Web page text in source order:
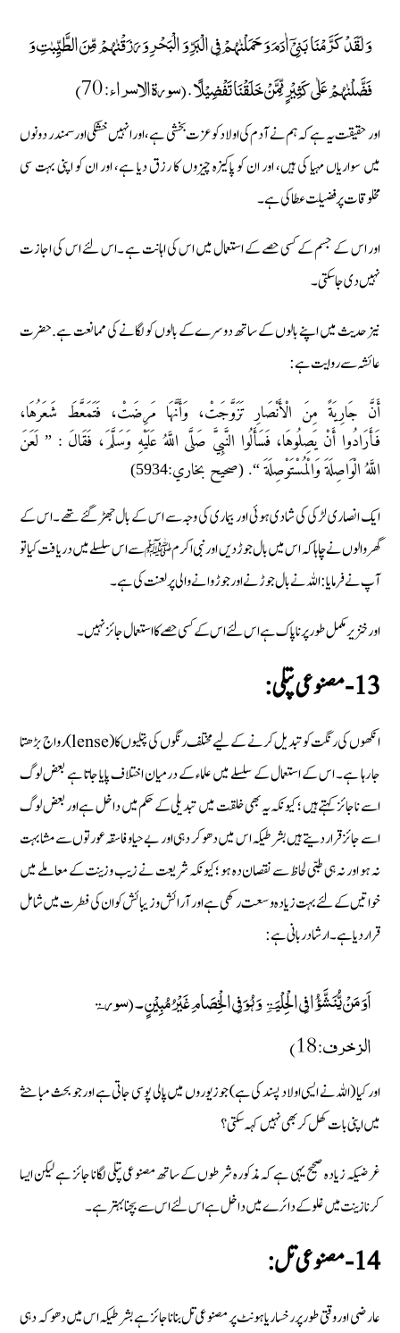
وَ لَقَدۡ کَرَّمۡنَا بَنِیۡۤ اٰدَمَ وَ حَمَلۡنٰہُمۡ فِی الۡبَرِّ وَ الۡبَحۡرِ وَ رَزَقۡنٰہُمۡ مِّنَ الطَّیِّبٰتِ وَ
فَضَّلۡنٰہُمۡ عَلٰی کَثِیۡرٍ مِّمَّنۡ خَلَقۡنَا تَفۡضِیۡلًا .(سورة الاسراء: 70)
اور حقیقت یہ ہے کہ ہم نے آدم کی اولاد کو عزت بخشی ہے، اور انہیں خشکی اور سمندر دونوں
میں سواریاں مہیا کی ہیں، اور ان کو پاکیزہ چیزوں کا رزق دیا ہے، اور ان کو اپنی بہت سی
مخلوقات پر فضیلت عطا کی ہے۔
اور اس کے جسم کے کسی حصے کے استعمال میں اس کی اہانت ہے ۔اس لئے اس کی اجازت
نہیں دی جاسکتی ۔
نیز حدیث میں اپنے بالوں کے ساتھ دوسرے کے بالوں کو لگانے کی ممانعت ہے.حضرت
عائشہ سے روایت ہے:
أَنَّ جَارِيَةً مِنَ الْأَنْصَارِ تَزَوَّجَتْ، وَأَنَّهَا مَرِضَتْ، فَتَمَعَّطَ شَعَرُهَا،
فَأَرَادُوا أَنْ يَصِلُوهَا، فَسَأَلُوا النَّبِيَّ صَلَّى اللَّهُ عَلَيْهِ وَسَلَّمَ، فَقَالَ : ” لَعَنَ
اللَّهُ الْوَاصِلَةَ وَالْمُسْتَوْصِلَةَ “. (صحيح بخاري:5934)
ایک انصاری لڑکی کی شادی ہوئی اور بیماری کی وجہ سے اس کے بال جھڑ گئے تھے ۔اس کے
گھر والوں نے چاہا کہ اس میں بال جوڑ دیں اور نبی اکرم ﷺ سے اس سلسلے میں دریافت کیا تو
آپ نے فرمایا: اللہ نے بال جوڑنے اور جوڑوانے والی پر لعنت کی ہے ۔
اور خنزیر مکمل طور پر ناپاک ہے اس لئے اس کے کسی حصے کا استعمال جائز نہیں۔
13- مصنوعی پتلی:
انکھوں کی رنگت کو تبدیل کرنے کے لیے مختلف رنگوں کی پتلیوں کا (lense) رواج بڑھتا
جا رہا ہے۔ اس کے استعمال کے سلسلے میں علماء کے درمیان اختلاف پایا جاتا ہے بعض لوگ
اسے ناجائز کہتے ہیں ؛ کیونکہ یہ بھی خلقت میں تبدیلی کے حکم میں داخل ہے اور بعض لوگ
اسے جائز قرار دیتے ہیں بشرطیکہ اس میں دھو کر دہی اور بے حیا و فاسقہ عورتوں سے مشابہت
نہ ہو اور نہ ہی طبی لحاظ سے نقصان دہ ہو ؛کیونکہ شریعت نے زیب وزینت کے معاملے میں
خواتیں کے لئے بہت زیادہ وسعت رکھی ہے اور آرائش و زیبائش کو ان کی فطرت میں شامل
قرار دیا ہے ۔ارشاد ربانی ہے:
اَوَ مَنۡ یُّنَشَّؤُا فِی الۡحِلۡیَۃِ وَ ہُوَ فِی الۡخِصَامِ غَیۡرُ مُبِیۡنٍ ۔(سورۃ
الزخرف:18)
اور کیا (اللہ نے ایسی اولاد پسند کی ہے) جو زیوروں میں پالی پوسی جاتی ہے اور جو بحث مباحثے
میں اپنی بات کھل کر بھی نہیں کہہ سکتی ؟
غرضیکہ زیادہ صحیح یہی ہے کہ مذکورہ شرطوں کے ساتھ مصنوعی پتلی لگانا جائز ہے لیکن ایسا
کرنا زینت میں غلو کے دائرے میں داخل ہے اس لئے اس سے بچنا بہتر ہے ۔
14- مصنوعی تل:
عارضی اور وقتی طور پر رخسار یا ہونٹ پر مصنوعی تل بنانا جائز ہے بشرطیکہ اس میں دھوکہ دہی